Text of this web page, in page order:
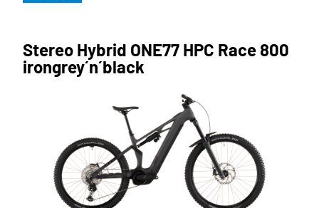
Stereo Hybrid ONE77 HPC Race 800
irongrey´n´black